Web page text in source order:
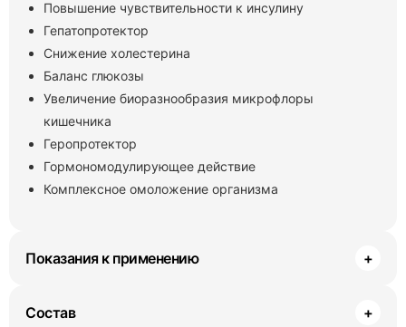
Повышение чувствительности к инсулину
Гепатопротектор
Снижение холестерина
Баланс глюкозы
Увеличение биоразнообразия микрофлоры
кишечника
Геропротектор
Гормономодулирующее действие
Комплексное омоложение организма
Показания к применению +
Состав +